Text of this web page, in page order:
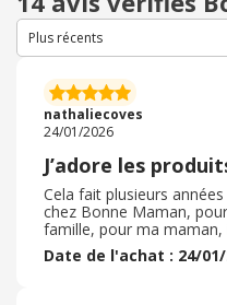
nathaliecoves
24/01/2026
J’adore les
Cela fait plusieurs
chez Bonne Maman,
famille, pour ma maman,
confitures en petit pot,
magasin. La livraison est
Date de l'achat : 24/01/